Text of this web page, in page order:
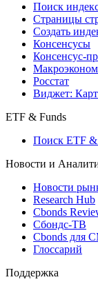
Поиск
Страницы
Создать
Консенсусы
Консенсус-
Росстат
Виджет:
ETF & Funds
Поиск ETF &
Новости и
Новости
Research Hub
Cbonds
Сбондс-ТВ
Cbonds для
Глоссарий
Поддержка